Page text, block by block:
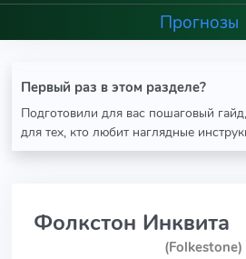
Прогнозы
Первый раз в этом разделе?
Подготовили для вас пошаговый
для тех, кто любит наглядные
Фолкстон Инквита
(Folkestone)